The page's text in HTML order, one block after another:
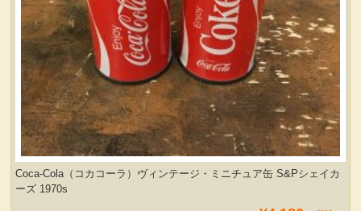
Coca-Cola（コカコーラ）ヴィンテージ・ミニチュア缶 S&Pシェイカ
ーズ 1970s